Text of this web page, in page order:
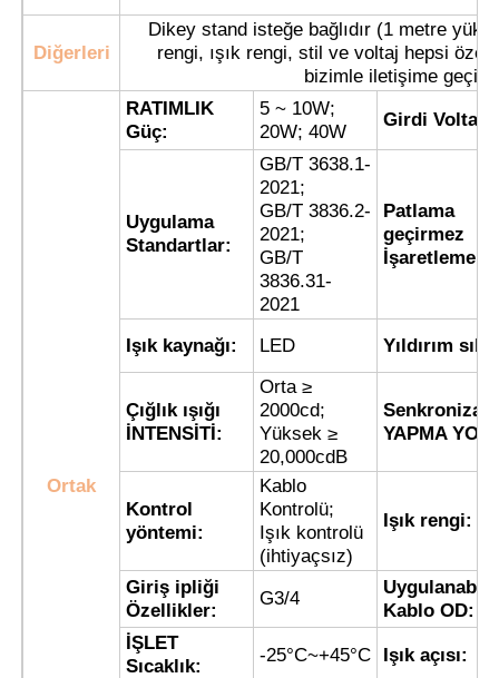
Ana sayfa
Hakkımızda
Kalite kontrol
Teklif isteği
Patlama Korumalı Aydınlatma
Patlamaya Dayanıklı Alarm Işığı
Diğerleri
Dikey stand isteğe bağlıdır (1 metre
rengi, ışık rengi, stil ve voltaj hepsi
bizimle iletişime geçin.
Ortak
RATIMLIK
Güç:
5 ~ 10W;
20W; 40W
Girdi Voltajı:
Uygulama
Standartlar:
GB/T 3638.1-
2021;
GB/T 3836.2-
2021;
GB/T
3836.31-
2021
Patlama
geçirmez
İşaretleme:
Işık kaynağı: LED Yıldırım
Çığlık ışığı
İNTENSİTİ:
Orta ≥
2000cd;
Yüksek ≥
20,000cdB
YAPMA
Kontrol
yöntemi:
Kablo
Kontrolü;
Işık kontrolü
(ihtiyaçsız)
Işık rengi:
Giriş ipliği
Özellikler:
G3/4
Kablo OD:
İŞLET
Sıcaklık:
-25°C~+45°C Işık açısı: